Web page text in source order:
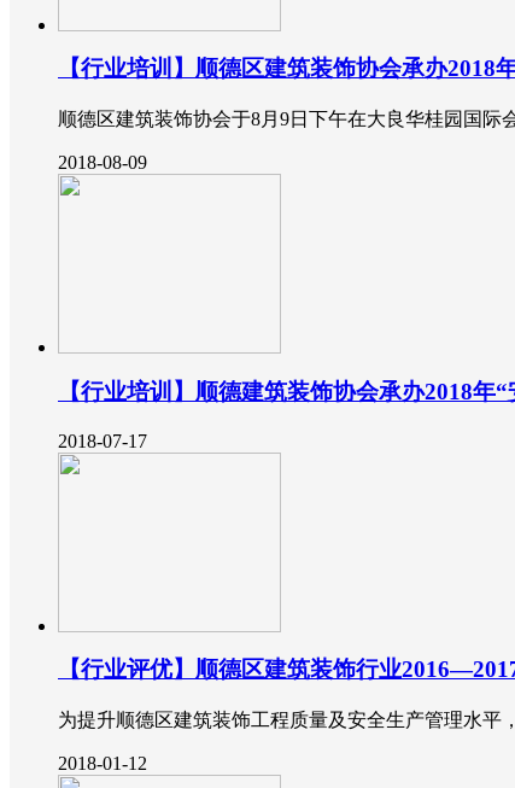
【行业培训】顺德区建筑装饰协会承办
顺德区建筑装饰协会于8月9日下午在大良华桂园国际
2018-08-09
【行业培训】顺德建筑装饰协会承办2018
2018-07-17
【行业评优】顺德区建筑装饰行业
为提升顺德区建筑装饰工程质量及安全生产管理水平
2018-01-12